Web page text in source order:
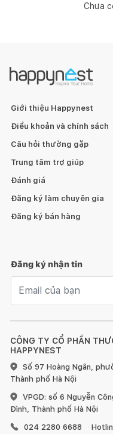
Chưa
CÔNG TY CỔ PHẦN
HAPPYNEST
Số 97 Hoàng Ngân,
Thành phố Hà Nội
VPGD: số 6 Nguyễn
Đình, Thành phố Hà Nội
024 2280 6688
Giới thiệu Happynest
Điều khoản và chính sách
Câu hỏi thường gặp
Trung tâm trợ giúp
Đánh giá
Đăng ký làm chuyên gia
Đăng ký bán hàng
Đăng ký nhận tin